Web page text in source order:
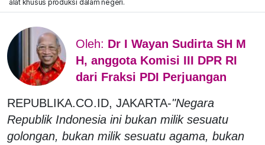
alat khusus produksi dalam negeri.
Oleh: Dr I Wayan Sudirta SH M
H, anggota Komisi III DPR RI
dari Fraksi PDI Perjuangan
REPUBLIKA.CO.ID, JAKARTA-"Negara
Republik Indonesia ini bukan milik sesuatu
golongan, bukan milik sesuatu agama, bukan